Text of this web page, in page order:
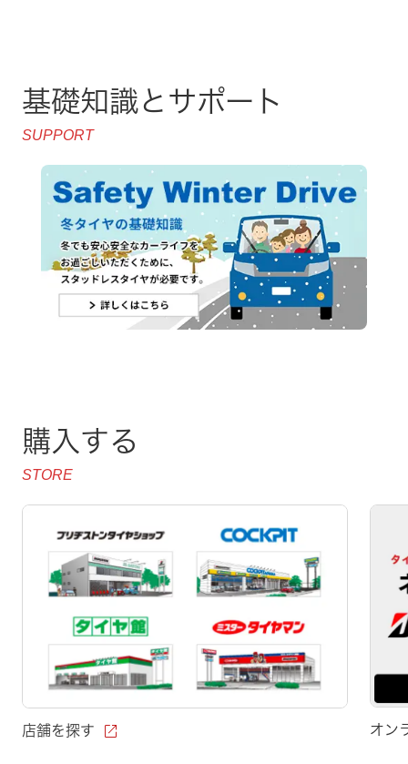
基礎知識とサポート
SUPPORT
購入する
STORE
店舗を探す open_in_new オン